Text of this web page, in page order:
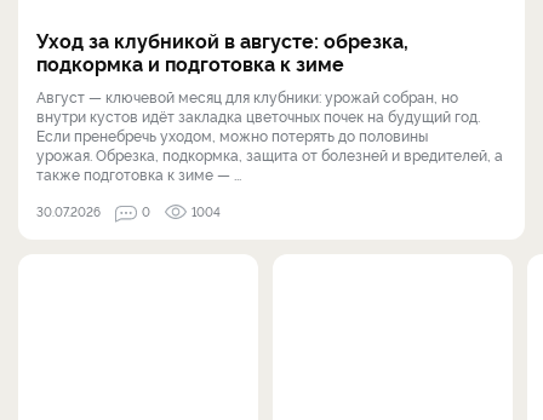
Уход за клубникой в августе: обрезка,
подкормка и подготовка к зиме
Август — ключевой месяц для клубники: урожай собран, но
внутри кустов идёт закладка цветочных почек на будущий год.
Если пренебречь уходом, можно потерять до половины
урожая. Обрезка, подкормка, защита от болезней и вредителей, а
также подготовка к зиме — ...
30.07.2026 0 1004